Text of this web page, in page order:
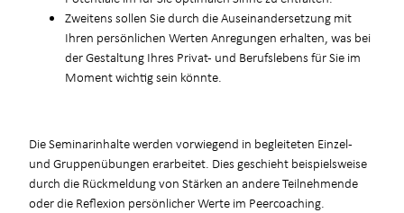
Zweitens sollen Sie durch die Auseinandersetzung mit
Ihren persönlichen Werten Anregungen erhalten, was bei
der Gestaltung Ihres Privat- und Berufslebens für Sie im
Moment wichtig sein könnte.
Die Seminarinhalte werden vorwiegend in begleiteten Einzel-
und Gruppenübungen erarbeitet. Dies geschieht beispielsweise
durch die Rückmeldung von Stärken an andere Teilnehmende
oder die Reflexion persönlicher Werte im Peercoaching.